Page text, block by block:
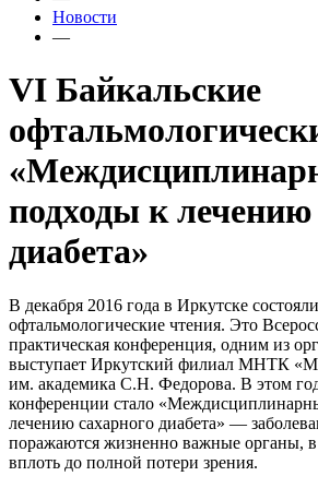
Новости
—
VI Байкальские
подходы к лечению
диабета»
В декабря 2016 года в Иркутске
офтальмологические чтения. Это
практическая конференция, одним из
выступает Иркутский филиал МНТК
им. академика С.Н. Федорова. В этом
конференции стало
лечению сахарного диабета» —
поражаются жизненно важные органы, в
вплоть до полной потери зрения.